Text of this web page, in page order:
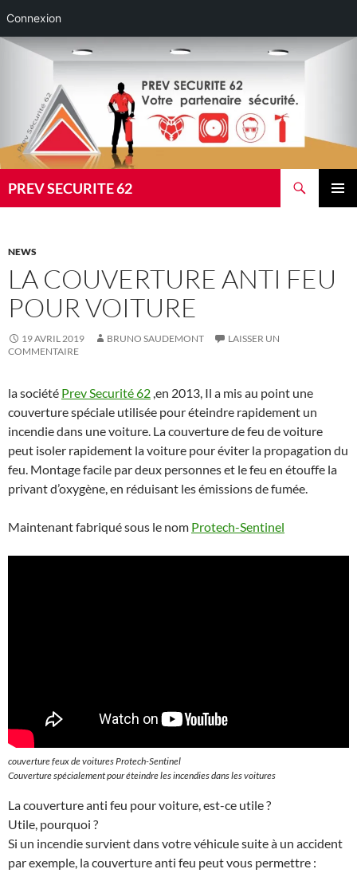
Connexion
Aller
PREV SECURITE 62
NEWS
LA COUVERTURE ANTI FEU
POUR VOITURE
19 AVRIL 2019 BRUNO SAUDEMONT
LAISSER UN
COMMENTAIRE
la société Prev Securité 62 ,en 2013, Il a mis au point une
couverture spéciale utilisée pour éteindre rapidement un
incendie dans une voiture. La couverture de feu de voiture
peut isoler rapidement la voiture pour éviter la propagation du
feu. Montage facile par deux personnes et le feu en étouffe la
privant d’oxygène, en réduisant les émissions de fumée.
Maintenant fabriqué sous le nom Protech-Sentinel
couverture feux de voitures Protech-Sentinel
Couverture spécialement pour éteindre les incendies dans les voitures
La couverture anti feu pour voiture, est-ce utile ?
Utile, pourquoi ?
Si un incendie survient dans votre véhicule suite à un accident
par exemple, la couverture anti feu peut vous permettre :